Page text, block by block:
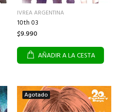
IVREA ARGENTINA
10th 03
$9.990
AÑADIR A LA CESTA
Agotado